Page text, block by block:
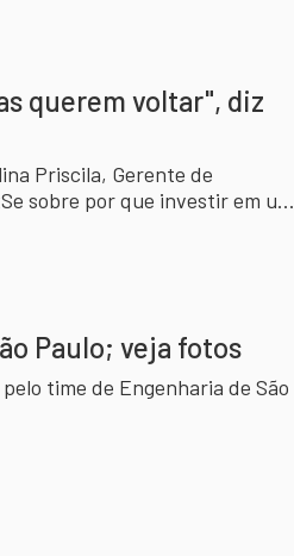
querem voltar", diz
Priscila, Gerente de
sobre por que investir em um
Paulo; veja fotos
time de Engenharia de São